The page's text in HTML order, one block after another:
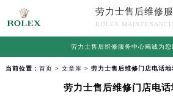
劳力士售后维修
ROLEX MAINTENANCE
劳力士售后维修服务中心竭诚为您
当前位置： 首页 > 文章库 > 劳力士售后维修门店电话地
劳力士售后维修门店电话